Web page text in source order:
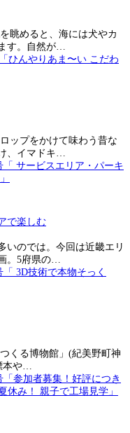
眺めると、海には犬やカ
す。自然が…
ップをかけて味わう昔な
、イマドキ…
で楽しむ
いのでは。今回は近畿エリ
。5府県の…
くる博物館」(紀美野町神
本や…